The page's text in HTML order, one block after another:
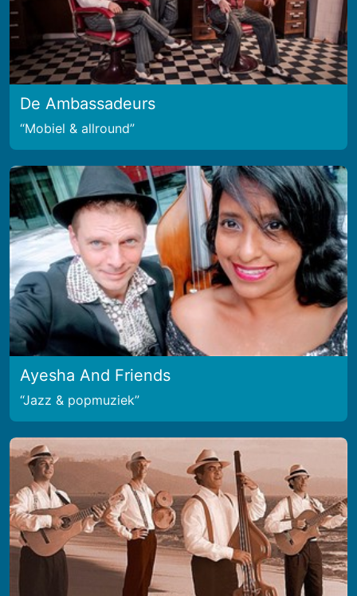
De Ambassadeurs
Mobiel & allround
Ayesha And Friends
Jazz & popmuziek